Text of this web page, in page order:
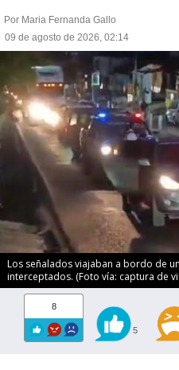
Por Maria Fernanda Gallo
09 de agosto de 2026, 02:14
Los señalados viajaban a bordo de
interceptados. (Foto vía: captura de
8
5